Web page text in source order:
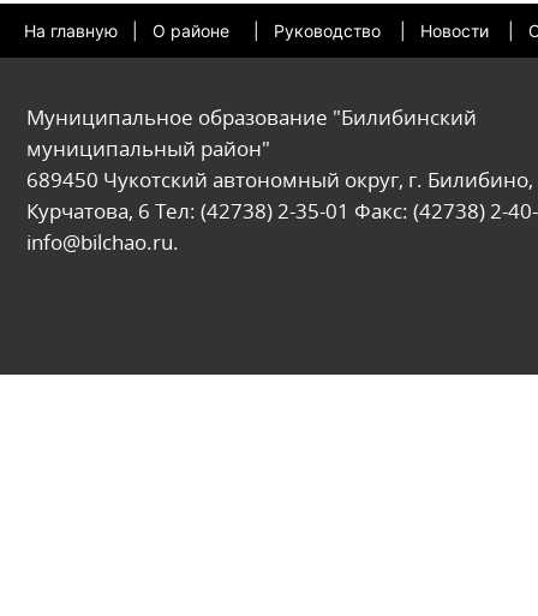
На главную О районе Руководство Новости
Муниципальное образование "Билибинский
муниципальный район"
689450 Чукотский автономный округ, г. Билибино,
Курчатова, 6 Тел: (42738) 2-35-01 Факс: (42738) 2-
info@bilchao.ru.